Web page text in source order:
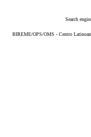
Search
BIREME/OPS/OMS - Centro